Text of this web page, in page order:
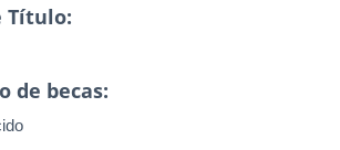
Título:
de becas: